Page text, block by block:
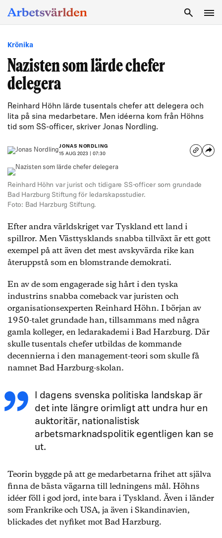
Krönika
Nazisten som lärde chefer
delegera
Reinhard Höhn lärde tusentals chefer att delegera och
lita på sina medarbetare. Men idéerna kom från Höhns
tid som SS-officer, skriver Jonas Nordling.
JONAS NORDLING
15 AUG 2023 | 07:30
Reinhard Höhn var jurist och tidigare SS-officer som grundade
Bad Harzburg Stiftung för ledarskapsstudier.
Foto: Bad Harzburg Stiftung.
Efter andra världskriget var Tyskland ett land i
spillror. Men Västtysklands snabba tillväxt är ett gott
exempel på att även det mest avskyvärda rike kan
återuppstå som en blomstrande demokrati.
En av de som engagerade sig hårt i den tyska
industrins snabba comeback var juristen och
organisationsexperten Reinhard Höhn. I början av
1950-talet grundade han, tillsammans med några
gamla kolleger, en ledarakademi i Bad Harzburg. Där
skulle tusentals chefer utbildas de kommande
decennierna i den management-teori som skulle få
namnet Bad Harzburg-skolan.
I dagens svenska politiska landskap är
det inte längre orimligt att undra hur en
auktoritär, nationalistisk
arbetsmarknadspolitik egentligen kan se
ut.
Teorin byggde på att ge medarbetarna frihet att själva
finna de bästa vägarna till ledningens mål. Höhns
idéer föll i god jord, inte bara i Tyskland. Även i länder
som Frankrike och USA, ja även i Skandinavien,
blickades det nyfiket mot Bad Harzburg.